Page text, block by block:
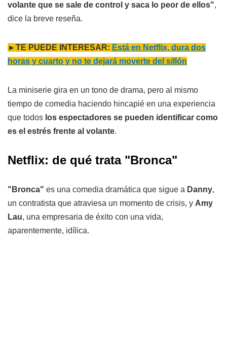
volante que se sale de control y saca lo peor de ellos",
dice la breve reseña.
►TE PUEDE INTERESAR: Está en Netflix, dura dos
horas y cuarto y no te dejará moverte del sillón
La miniserie gira en un tono de drama, pero al mismo
tiempo de comedia haciendo hincapié en una experiencia
que todos los espectadores se pueden identificar como
es el estrés frente al volante.
Netflix: de qué trata "Bronca"
"Bronca" es una comedia dramática que sigue a Danny,
un contratista que atraviesa un momento de crisis, y Amy
Lau, una empresaria de éxito con una vida,
aparentemente, idílica.